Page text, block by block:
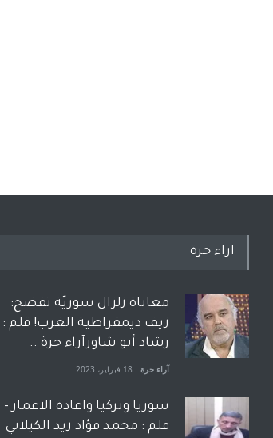
اراء حرة
معاناة زلزال سوريّة تفضح:
زيف ديمقراطية الغرب! قلم :
رشاد أبو شاورآراء حرة ..
آراء حرة 18 فبراير، 2023
سوريا وتركيا واعادة الاعمار -
قلم : محمد فؤاد زيد الكيلاني